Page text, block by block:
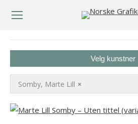
Velg kunstner
×
Somby, Marte Lill